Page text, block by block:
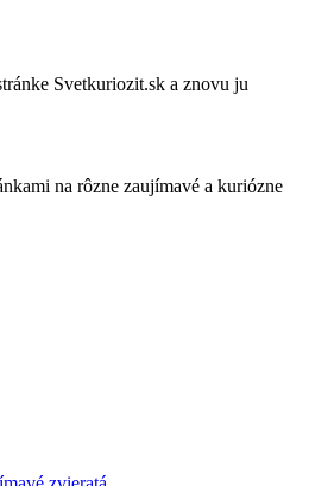
Svetkuriozit.sk a znovu ju
na rôzne zaujímavé a kuriózne